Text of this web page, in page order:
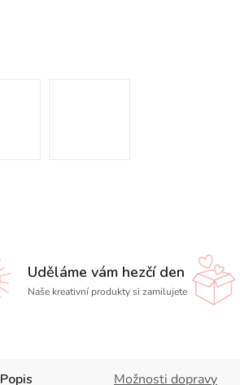
Uděláme vám hezčí den
Naše kreativní produkty si zamilujete
Popis Možnosti dopravy